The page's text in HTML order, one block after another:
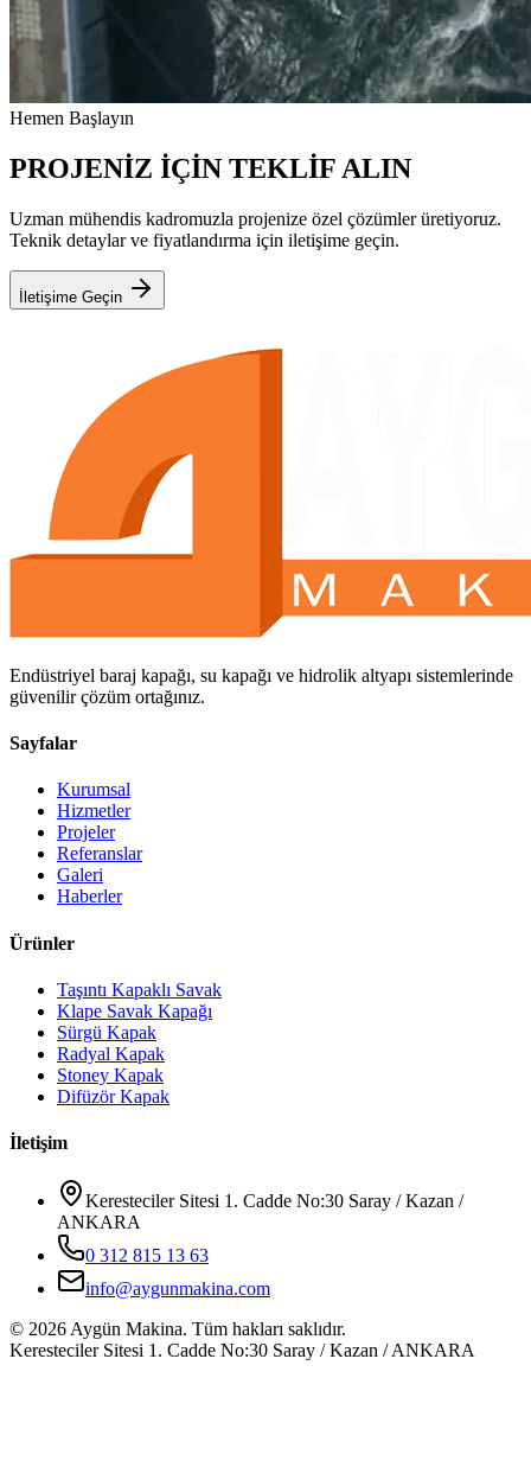
Hemen Başlayın
PROJENİZ İÇİN TEKLİF ALIN
Uzman mühendis kadromuzla projenize özel çözümler üretiyoruz.
Teknik detaylar ve fiyatlandırma için iletişime geçin.
İletişime Geçin
Endüstriyel baraj kapağı, su kapağı ve hidrolik altyapı sistemlerinde
güvenilir çözüm ortağınız.
Sayfalar
Kurumsal
Hizmetler
Projeler
Referanslar
Galeri
Haberler
Ürünler
Taşıntı Kapaklı Savak
Klape Savak Kapağı
Sürgü Kapak
Radyal Kapak
Stoney Kapak
Difüzör Kapak
İletişim
Keresteciler Sitesi 1. Cadde No:30 Saray / Kazan /
ANKARA
0 312 815 13 63
info@aygunmakina.com
© 2026Aygün Makina. Tüm hakları saklıdır.
Keresteciler Sitesi 1. Cadde No:30 Saray / Kazan / ANKARA